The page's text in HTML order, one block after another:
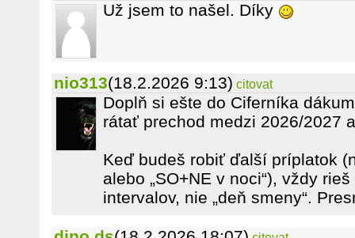
Už jsem to našel. Díky
nio313(18.2.2026 9:13) citovat
Doplň si ešte do Ciferníka
rátať prechod medzi 2026/2027
Keď budeš robiť ďalší príplatok
alebo „SO+NE v noci“), vždy
intervalov, nie „deň smeny“.